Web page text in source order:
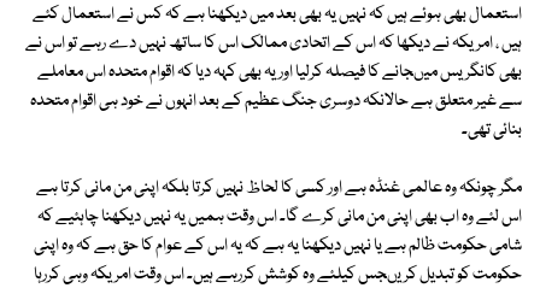
استعمال بھی ہوئے ہیں کہ نہیں یہ بھی بعد میں دیکھنا ہے کہ کس نے استعمال کئے
ہیں ، امریکہ نے دیکھا کہ اس کے اتحادی ممالک اس کا ساتھ نہیں دے رہے تو اس نے
بھی کانگریس میںجانے کا فیصلہ کرلیا اور یہ بھی کہہ دیا کہ اقوام متحدہ اس معاملے
سے غیر متعلق ہے حالانکہ دوسری جنگ عظیم کے بعد انہوں نے خود ہی اقوام متحدہ
بنائی تھی۔
مگر چونکہ وہ عالمی غنڈہ ہے اور کسی کا لحاظ نہیں کرتا بلکہ اپنی من مانی کرتا ہے
اس لئے وہ اب بھی اپنی من مانی کرے گا۔ اس وقت ہمیں یہ نہیں دیکھنا چاہئیے کہ
شامی حکومت ظالم ہے یا نہیں دیکھنا یہ ہے کہ یہ اس کے عوام کا حق ہے کہ وہ اپنی
حکومت کو تبدیل کریںجس کیلئے وہ کوشش کررہے ہیں۔ اس وقت امریکہ وہی کررہا